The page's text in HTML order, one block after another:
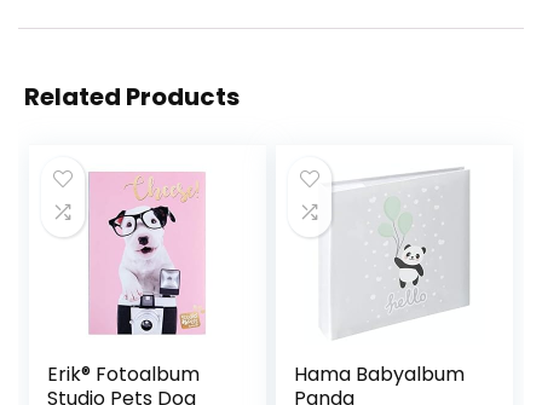
Related Products
Erik® Fotoalbum
Studio Pets Dog
Hama Babyalbum
Panda